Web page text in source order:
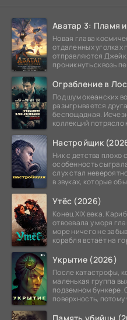
Аватар 3: Пламя
Новая глава
отдаленных уголках
отправляются
проникнуть сквозь
Ограбление в
Под шум океанских
разыгрывается
беспощадная.
коллекций
Настройщик
Ник с детства плохо
особенность
слух стал
в звуках, которые
Утёс (2026)
Конец XIX века.
отвоевала у моря
море ничего не
корабля встаёт на
Укрытие (2026)
После катастрофы,
маленькая группа
подземном бункере.
поверхность,